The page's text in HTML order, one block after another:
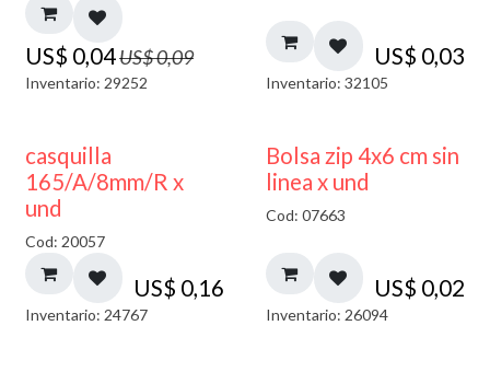
US$ 0,04US$0,09
Inventario: 29252
US$ 0,03
Inventario: 32105
casquilla
165/A/8mm/R x
und
Cod: 20057
US$ 0,16
Inventario: 24767
Bolsa zip 4x6 cm sin
linea x und
Cod: 07663
US$ 0,02
Inventario: 26094